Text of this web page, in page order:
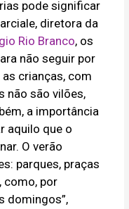
pode significar
diretora da
Rio Branco, os
não seguir por
crianças, com
não são vilões,
a importância
aquilo que o
O verão
parques, praças
como, por
domingos”,